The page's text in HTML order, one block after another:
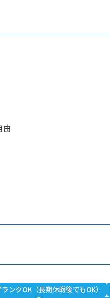
ランクOK（長期休暇後でもOK）